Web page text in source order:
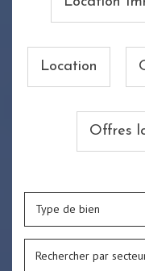
Location
Offres
Type de bien
Rechercher par